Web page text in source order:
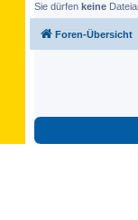
Sie dürfen keine
Foren-Übersicht